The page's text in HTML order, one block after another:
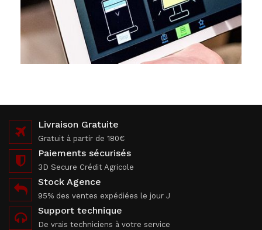
Livraison Gratuite
Gratuit à partir de 180€
Paiements sécurisés
3D Secure Crédit Agricole
Stock Agence
95% des ventes expédiées le jour J
Support technique
De vrais techniciens à votre service